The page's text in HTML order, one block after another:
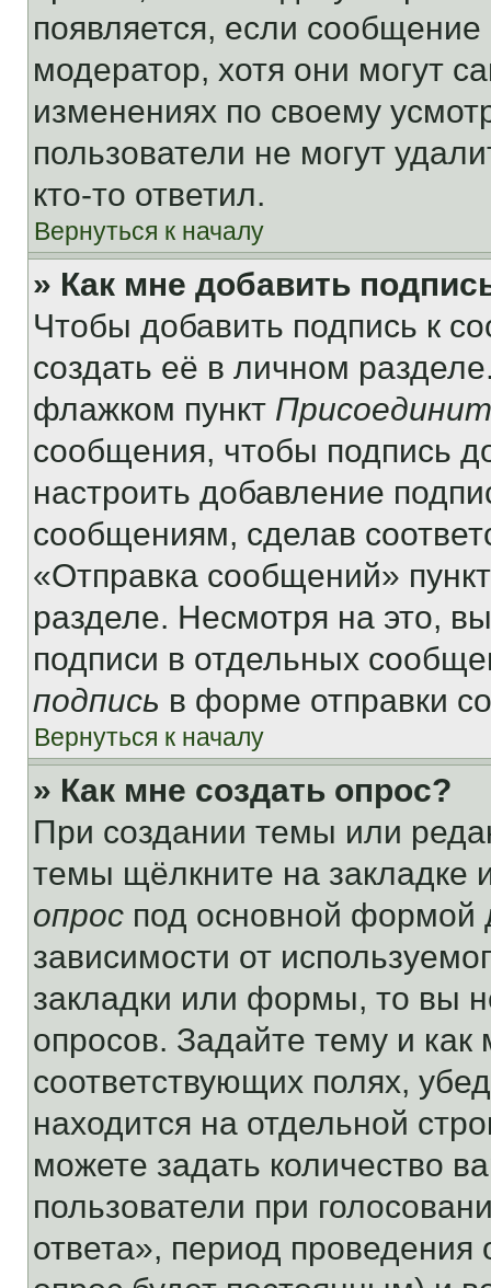
появляется, если
модератор, хотя они могут
изменениях по своему
пользователи не могут
кто-то ответил.
Вернуться к началу
» Как мне добавить
Чтобы добавить подпись к
создать её в личном
флажком пункт
сообщения, чтобы подпись
настроить добавление
сообщениям, сделав
«Отправка сообщений»
разделе. Несмотря на это,
подписи в отдельных
подпись в форме отправки
Вернуться к началу
» Как мне создать опрос?
При создании темы или
темы щёлкните на
опрос под основной формой
зависимости от
закладки или формы, то вы
опросов. Задайте тему и
соответствующих полях,
находится на отдельной
можете задать количество
пользователи при
ответа», период проведения